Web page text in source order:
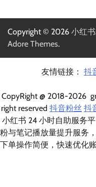
Copyright © 2026 小红
Adore Themes.
友情链接： 抖
CopyRight @ 2018-2026
right reserved 抖音粉丝 抖
小红书 24 小时自助服务
粉与笔记播放量提升服务
下单操作简便，快速优化